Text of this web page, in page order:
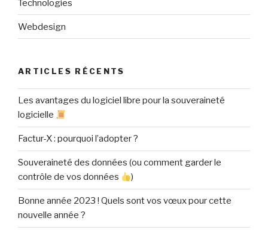
Technologies
Webdesign
ARTICLES RÉCENTS
Les avantages du logiciel libre pour la souveraineté
logicielle
Factur-X : pourquoi l’adopter ?
Souveraineté des données (ou comment garder le
contrôle de vos données
)
Bonne année 2023 ! Quels sont vos vœux pour cette
nouvelle année ?